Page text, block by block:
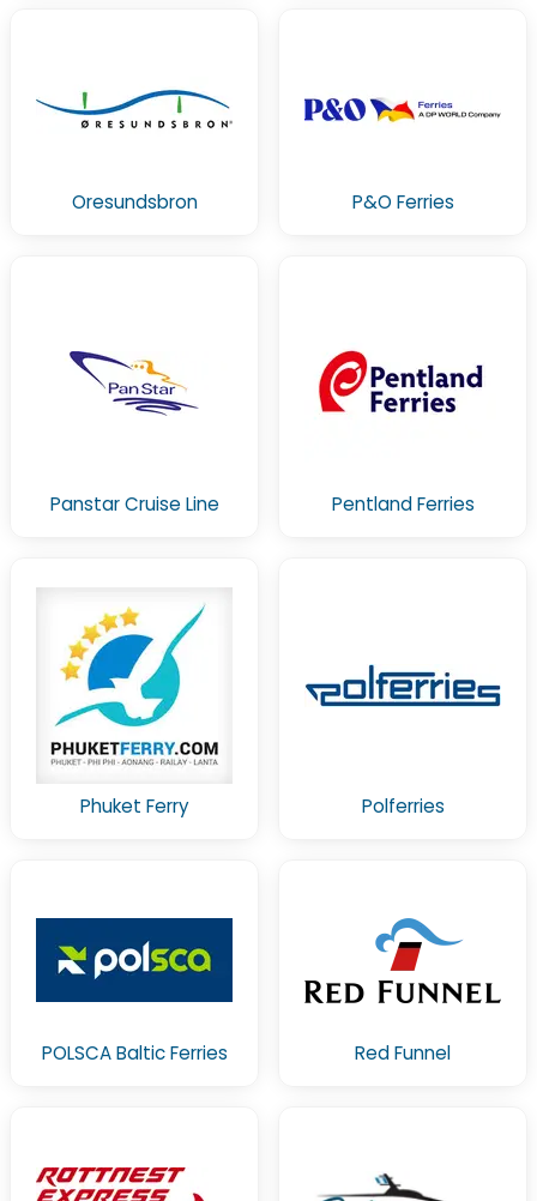
Oresundsbron P&O Ferries
Panstar Cruise Line Pentland Ferries
Phuket Ferry Polferries
POLSCA Baltic Ferries Red Funnel